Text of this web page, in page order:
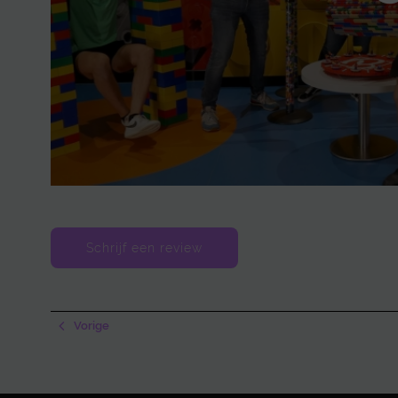
Schrijf een review
Vorige